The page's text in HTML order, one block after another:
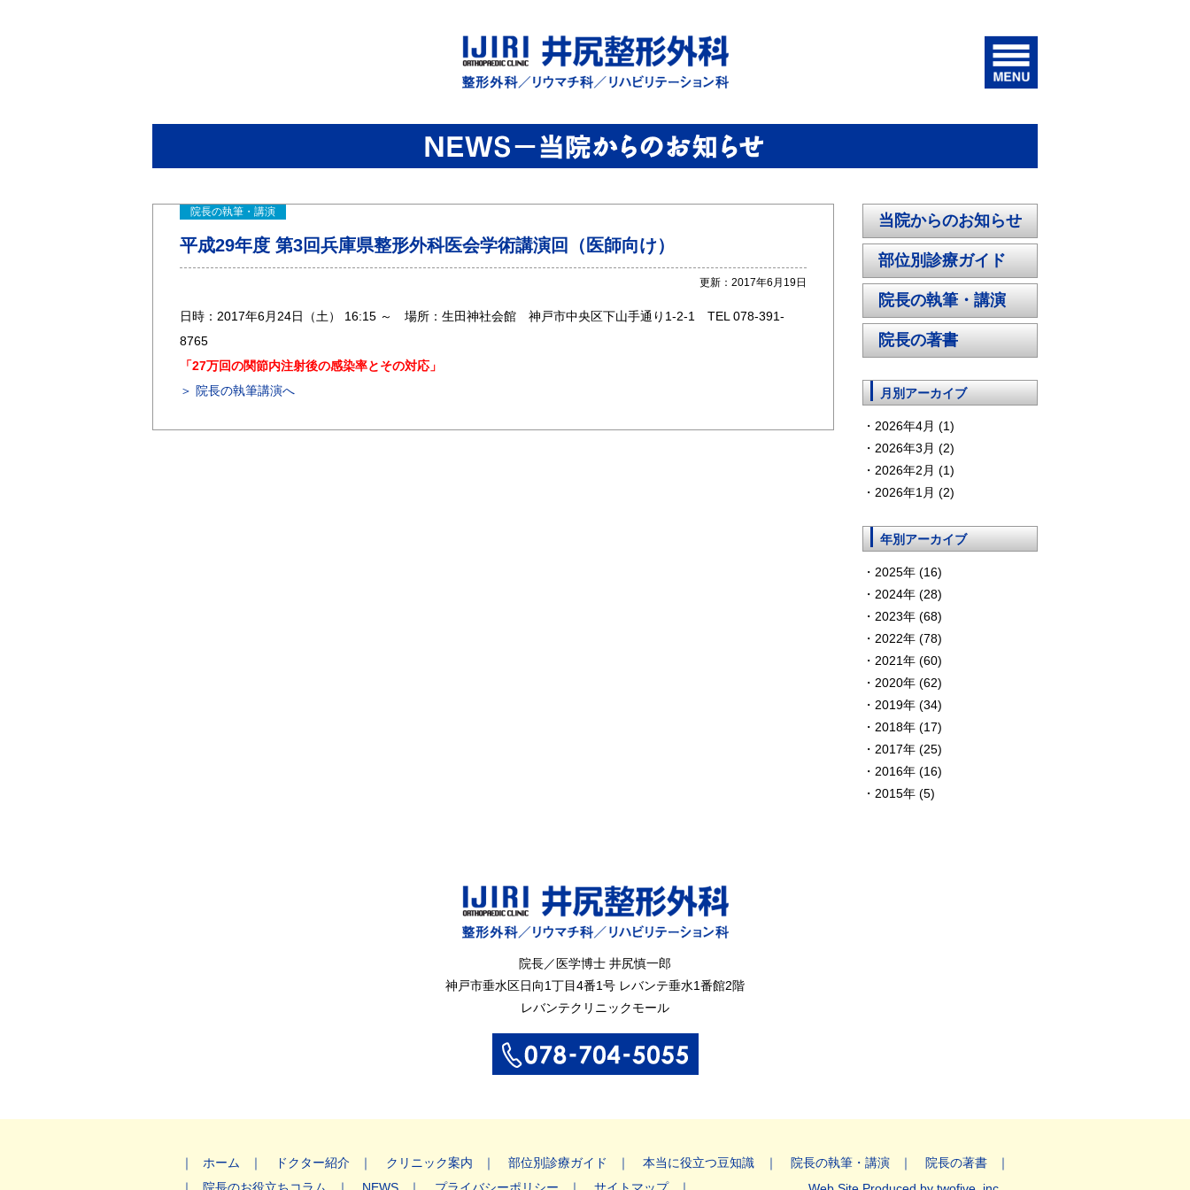
院長の執筆・講演
平成29年度 第3回兵庫県整形外科医会学術講演回（医師向け）
更新：2017年6月19日
日時：2017年6月24日（土） 16:15 ～ 場所：生田神社会館 神戸市中央区下山手通り1-2-1 TEL 078-391-
8765
「27万回の関節内注射後の感染率とその対応」
＞ 院長の執筆講演へ
当院からのお知らせ
部位別診療ガイド
院長の執筆・講演
院長の著書
月別アーカイブ
2026年4月 (1)
2026年3月 (2)
2026年2月 (1)
2026年1月 (2)
年別アーカイブ
2025年 (16)
2024年 (28)
2023年 (68)
2022年 (78)
2021年 (60)
2020年 (62)
2019年 (34)
2018年 (17)
2017年 (25)
2016年 (16)
2015年 (5)
院長／医学博士 井尻慎一郎
神戸市垂水区日向1丁目4番1号 レバンテ垂水1番館2階
レバンテクリニックモール
ホーム ドクター紹介 クリニック案内 部位別診療ガイド 本当に役立つ豆知識 院長の執筆・講演
院長の著書